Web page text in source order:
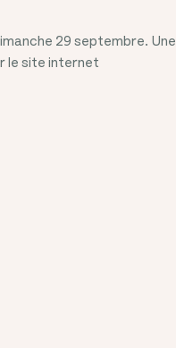
29 septembre. Une
le site internet